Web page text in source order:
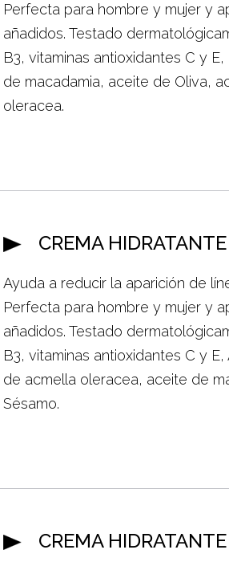
Perfecta para hombre y mujer y
añadidos. Testado
B3, vitaminas antioxidantes C y
de macadamia, aceite de Oliva,
oleracea.
CREMA
Ayuda a reducir la aparición de
Perfecta para hombre y mujer y
añadidos. Testado
B3, vitaminas antioxidantes C y
de acmella oleracea, aceite de
Sésamo.
CREMA